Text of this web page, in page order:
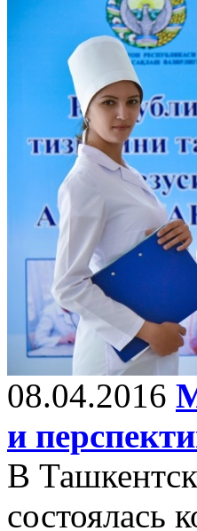
08.04.2016
и
В
состоялась